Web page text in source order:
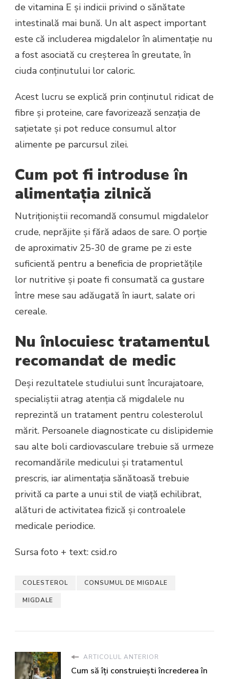
de vitamina E și indicii privind o sănătate
intestinală mai bună. Un alt aspect important
este că includerea migdalelor în alimentație nu
a fost asociată cu creșterea în greutate, în
ciuda conținutului lor caloric.
Acest lucru se explică prin conținutul ridicat de
fibre și proteine, care favorizează senzația de
sațietate și pot reduce consumul altor
alimente pe parcursul zilei.
Cum pot fi introduse în
alimentația zilnică
Nutriționiștii recomandă consumul migdalelor
crude, neprăjite și fără adaos de sare. O porție
de aproximativ 25-30 de grame pe zi este
suficientă pentru a beneficia de proprietățile
lor nutritive și poate fi consumată ca gustare
între mese sau adăugată în iaurt, salate ori
cereale.
Nu înlocuiesc tratamentul
recomandat de medic
Deși rezultatele studiului sunt încurajatoare,
specialiștii atrag atenția că migdalele nu
reprezintă un tratament pentru colesterolul
mărit. Persoanele diagnosticate cu dislipidemie
sau alte boli cardiovasculare trebuie să urmeze
recomandările medicului și tratamentul
prescris, iar alimentația sănătoasă trebuie
privită ca parte a unui stil de viață echilibrat,
alături de activitatea fizică și controalele
medicale periodice.
Sursa foto + text: csid.ro
COLESTEROL CONSUMUL DE MIGDALE
MIGDALE
ARTICOLUL ANTERIOR
Cum să îți construiești încrederea în